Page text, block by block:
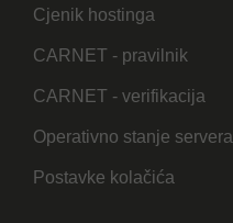
Cjenik hostinga
CARNET - pravilnik
CARNET - verifikacija
Operativno stanje servera
Postavke kolačića